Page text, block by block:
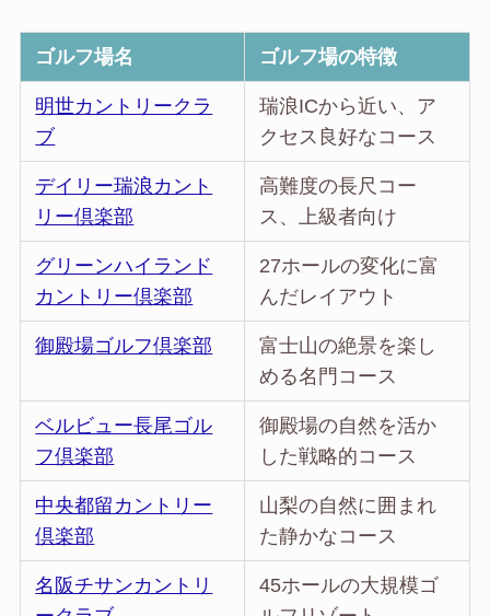
ゴルフ場名 ゴルフ場の特徴
明世カントリークラ
ブ
瑞浪ICから近い、ア
クセス良好なコース
デイリー瑞浪カント
リー倶楽部
高難度の長尺コー
ス、上級者向け
グリーンハイランド
カントリー倶楽部
27ホールの変化に富
んだレイアウト
御殿場ゴルフ倶楽部
富士山の絶景を楽し
める名門コース
ベルビュー長尾ゴル
フ倶楽部
御殿場の自然を活か
した戦略的コース
中央都留カントリー
倶楽部
山梨の自然に囲まれ
た静かなコース
名阪チサンカントリ
45ホールの大規模ゴ